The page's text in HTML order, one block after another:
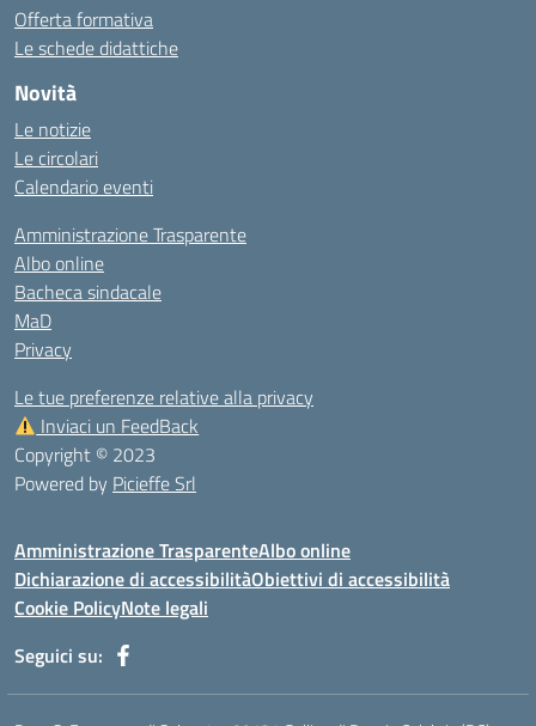
Offerta formativa
Le schede didattiche
Novità
Le notizie
Le circolari
Calendario eventi
Amministrazione Trasparente
Albo online
Bacheca sindacale
MaD
Privacy
Le tue preferenze relative alla privacy
Inviaci un FeedBack
Copyright © 2023
Powered by Picieffe Srl
Amministrazione TrasparenteAlbo online
Dichiarazione di accessibilitàObiettivi di accessibilità
Cookie PolicyNote legali
Seguici su: